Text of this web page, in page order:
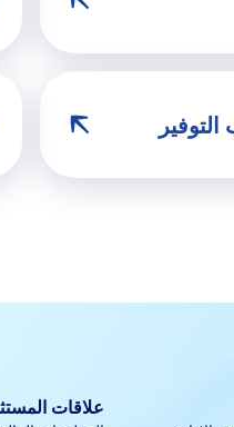
علاقات